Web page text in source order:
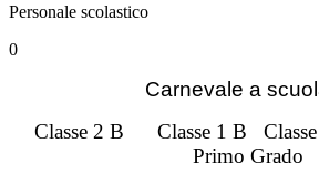
Personale scolastico
0
Carnevale a
Classe 2 B Classe 1 B Classe
Primo Grado